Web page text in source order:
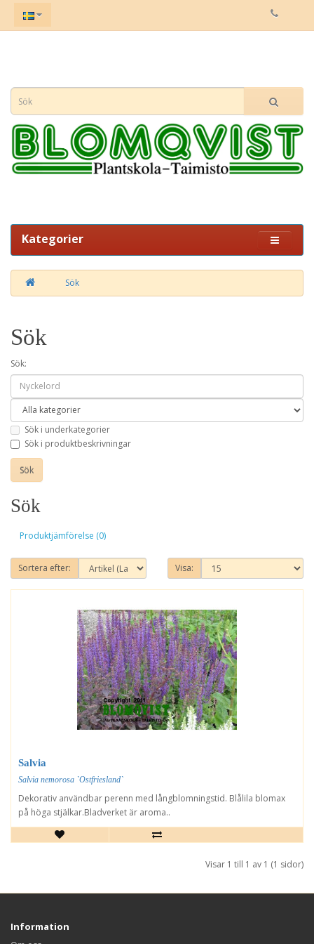
Kategorier
Sök
Sök
Sök:
Sök i underkategorier
Sök i produktbeskrivningar
Sök
Produktjämförelse (0)
Sortera efter: Visa:
Salvia
Salvia nemorosa `Ostfriesland`
Dekorativ användbar perenn med långblomningstid. Blålila blomax
på höga stjälkar.Bladverket är aroma..
Visar 1 till 1 av 1 (1 sidor)
Information